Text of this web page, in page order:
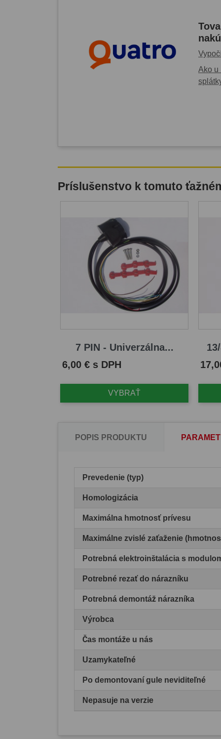
Ako u
Príslušenstvo k tomuto
7 PIN - Univerzálna...
Cena
6,00 € s DPH
VYBRAŤ
Cena
POPIS PRODUKTU
Prevedenie (typ)
Homologizácia
Maximálna hmotnosť prívesu
Maximálne zvislé zaťaženie
Potrebná elektroinštalácia s
Potrebné rezať do nárazníku
Potrebná demontáž nárazníka
Výrobca
Čas montáže u nás
Uzamykateľné
Po demontovaní gule neviditeľné
Nepasuje na verzie